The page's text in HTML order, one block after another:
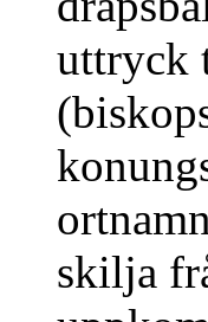
uttryck
skilja